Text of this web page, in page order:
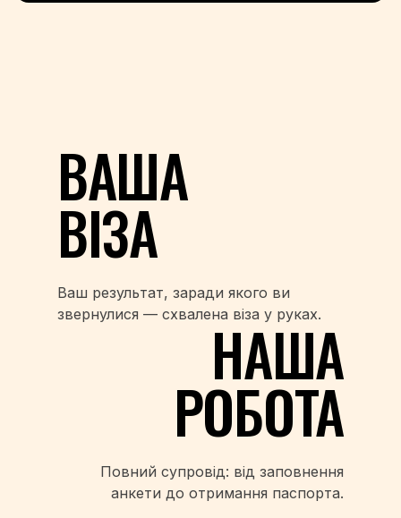
ВАША
ВІЗА
Ваш результат, заради якого ви
звернулися — схвалена віза у руках.
НАША
РОБОТА
Повний супровід: від заповнення
анкети до отримання паспорта.